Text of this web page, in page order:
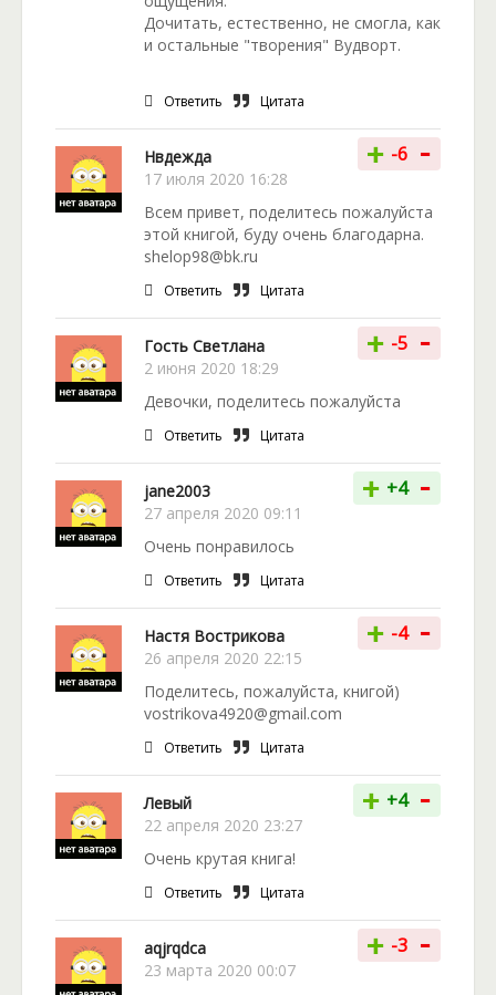
Дочитать, естественно, не смогла, как
и остальные "творения" Вудворт.
Ответить Цитата
Нвдежда
17 июля 2020 16:28
+ -6 -
Всем привет, поделитесь пожалуйста
этой книгой, буду очень благодарна.
shelop98@bk.ru
Ответить Цитата
Гость Светлана
2 июня 2020 18:29
+ -5 -
Девочки, поделитесь пожалуйста
Ответить Цитата
jane2003
27 апреля 2020 09:11
+ +4 -
Очень понравилось
Ответить Цитата
Настя Вострикова
26 апреля 2020 22:15
+ -4 -
Поделитесь, пожалуйста, книгой)
vostrikova4920@gmail.com
Ответить Цитата
Левый
22 апреля 2020 23:27
+ +4 -
Очень крутая книга!
Ответить Цитата
aqjrqdca
23 марта 2020 00:07
+ -3 -